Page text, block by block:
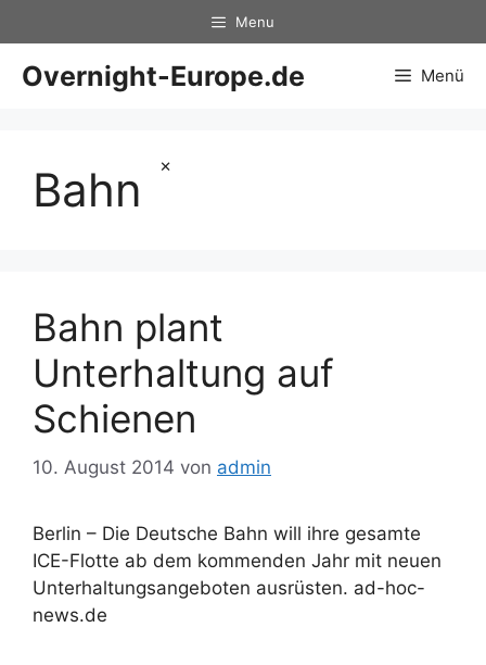
×
Inhalt
springen
Menu
Overnight-Europe.de Menü
Bahn
Bahn plant
Unterhaltung auf
Schienen
10. August 2014 von admin
Berlin – Die Deutsche Bahn will ihre gesamte
ICE-Flotte ab dem kommenden Jahr mit neuen
Unterhaltungsangeboten ausrüsten. ad-hoc-
news.de